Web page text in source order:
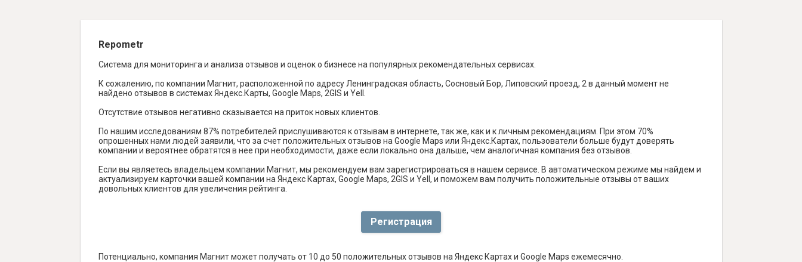
Repometr
Система для мониторинга и анализа отзывов и оценок о бизнесе на популярных рекомендательных сервисах.
К сожалению, по компании Магнит, расположенной по адресу Ленинградская область, Сосновый Бор, Липовский проезд, 2 в данный момент не
найдено отзывов в системах Яндекс.Карты, Google Maps, 2GIS и Yell.
Отсутствие отзывов негативно сказывается на приток новых клиентов.
По нашим исследованиям 87% потребителей прислушиваются к отзывам в интернете, так же, как и к личным рекомендациям. При этом 70%
опрошенных нами людей заявили, что за счет положительных отзывов на Google Maps или Яндекс.Картах, пользователи больше будут доверять
компании и вероятнее обратятся в нее при необходимости, даже если локально она дальше, чем аналогичная компания без отзывов.
Если вы являетесь владельцем компании Магнит, мы рекомендуем вам зарегистрироваться в нашем сервисе. В автоматическом режиме мы найдем и
актуализируем карточки вашей компании на Яндекс Картах, Google Maps, 2GIS и Yell, и поможем вам получить положительные отзывы от ваших
довольных клиентов для увеличения рейтинга.
Регистрация
Потенциально, компания Магнит может получать от 10 до 50 положительных отзывов на Яндекс Картах и Google Maps ежемесячно.